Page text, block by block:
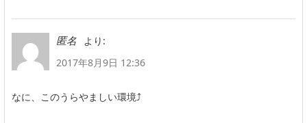
匿名
より:
2017年8月9日 12:36
なに、このうらやましい環境⤴️